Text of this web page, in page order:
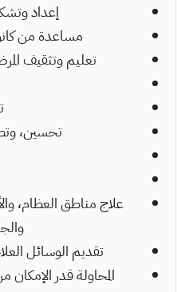
إعداد
مساعدة من
تعليم وتثقيف
تحسين،
علاج مناطق العظام،
تقديم الوسائل
المحاولة قدر